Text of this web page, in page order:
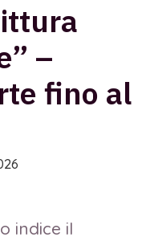
–
fino al
indice il